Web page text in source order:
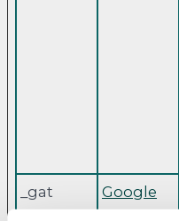
_gat Google